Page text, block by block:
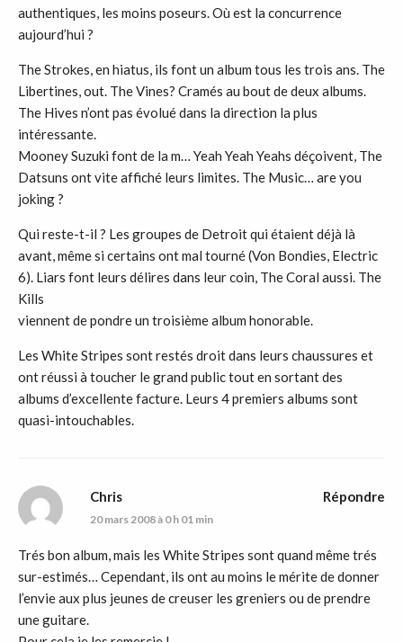
authentiques, les moins poseurs. Où est la concurrence
aujourd’hui ?
The Strokes, en hiatus, ils font un album tous les trois ans. The
Libertines, out. The Vines? Cramés au bout de deux albums.
The Hives n’ont pas évolué dans la direction la plus
intéressante.
Mooney Suzuki font de la m… Yeah Yeah Yeahs déçoivent, The
Datsuns ont vite affiché leurs limites. The Music… are you
joking ?
Qui reste-t-il ? Les groupes de Detroit qui étaient déjà là
avant, même si certains ont mal tourné (Von Bondies, Electric
6). Liars font leurs délires dans leur coin, The Coral aussi. The
Kills
viennent de pondre un troisième album honorable.
Les White Stripes sont restés droit dans leurs chaussures et
ont réussi à toucher le grand public tout en sortant des
albums d’excellente facture. Leurs 4 premiers albums sont
quasi-intouchables.
Chris
20 mars 2008 à 0 h 01 min
Trés bon album, mais les White Stripes sont quand même trés
sur-estimés… Cependant, ils ont au moins le mérite de donner
l’envie aux plus jeunes de creuser les greniers ou de prendre
une guitare.
Répondre